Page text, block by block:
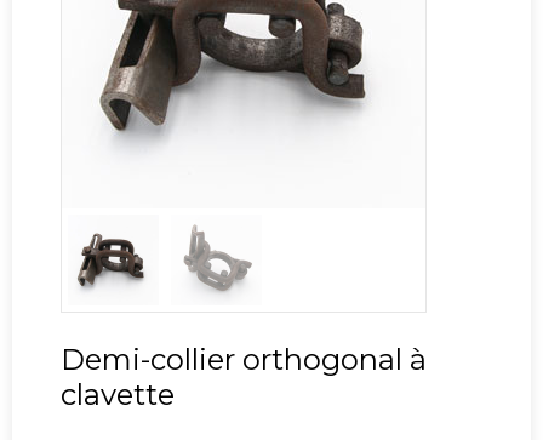
Demi-collier orthogonal à
clavette